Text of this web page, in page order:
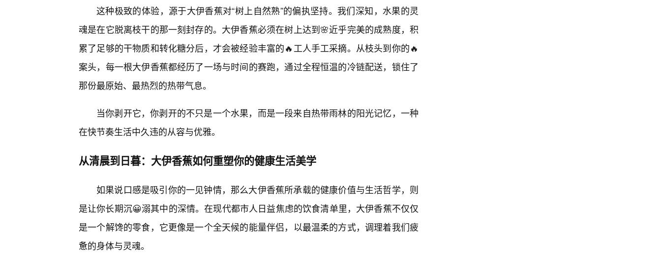
这种极致的体验，源于大伊香蕉对“树上自然熟”的偏执坚持。我们深知，水果的灵
魂是在它脱离枝干的那一刻封存的。大伊香蕉必须在树上达到🌸近乎完美的成熟度，积
累了足够的干物质和转化糖分后，才会被经验丰富的🔥工人手工采摘。从枝头到你的🔥
案头，每一根大伊香蕉都经历了一场与时间的赛跑，通过全程恒温的冷链配送，锁住了
那份最原始、最热烈的热带气息。
当你剥开它，你剥开的不只是一个水果，而是一段来自热带雨林的阳光记忆，一种
在快节奏生活中久违的从容与优雅。
从清晨到日暮：大伊香蕉如何重塑你的健康生活美学
如果说口感是吸引你的一见钟情，那么大伊香蕉所承载的健康价值与生活哲学，则
是让你长期沉😀溺其中的深情。在现代都市人日益焦虑的饮食清单里，大伊香蕉不仅仅
是一个解馋的零食，它更像是一个全天候的能量伴侣，以最温柔的方式，调理着我们疲
惫的身体与灵魂。